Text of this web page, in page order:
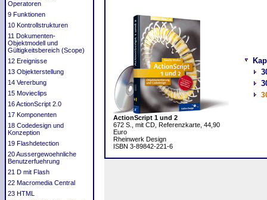
Operatoren
9 Funktionen
10 Kontrollstrukturen
11 Dokumenten-
Objektmodell und
Gültigkeitsbereich (Scope)
12 Ereignisse
13 Objekterstellung
14 Vererbung
15 Movieclips
16 ActionScript 2.0
17 Komponenten
18 Codedesign und
Konzeption
19 Flashdetection
20 Aussergewoehnliche
Benutzerfuehrung
21 D mit Flash
22 Macromedia Central
23 HTML
ActionScript 1 und 2
672 S., mit CD, Referenzkarte, 44,90
Euro
Rheinwerk Design
ISBN 3-89842-221-6